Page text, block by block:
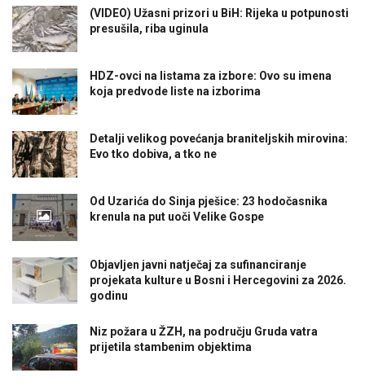
(VIDEO) Užasni prizori u BiH: Rijeka u potpunosti
presušila, riba uginula
HDZ-ovci na listama za izbore: Ovo su imena
koja predvode liste na izborima
Detalji velikog povećanja braniteljskih mirovina:
Evo tko dobiva, a tko ne
Od Uzarića do Sinja pješice: 23 hodočasnika
krenula na put uoči Velike Gospe
Objavljen javni natječaj za sufinanciranje
projekata kulture u Bosni i Hercegovini za 2026.
godinu
Niz požara u ŽZH, na području Gruda vatra
prijetila stambenim objektima